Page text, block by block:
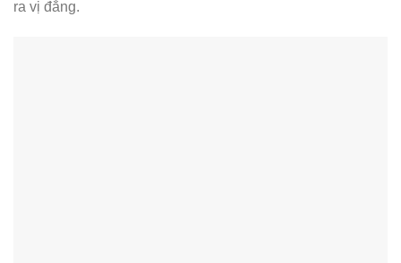
ra vị đắng.